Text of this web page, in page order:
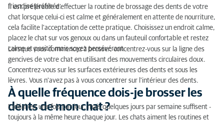
friandise préférée.
Il est préférable d'effectuer la routine de brossage des dents de votre
chat lorsque celui-ci est calme et généralement en attente de nourriture,
cela facilite l'acceptation de cette pratique. Choisissez un endroit calme,
placez le chat sur vos genoux ou dans un fauteuil confortable et restez
calme et positif, mais soyez persévérant.
Lorsque vous commencez à brosser, concentrez-vous sur la ligne des
gencives de votre chat en utilisant des mouvements circulaires doux.
Concentrez-vous sur les surfaces extérieures des dents et sous les
lèvres. Vous n'avez pas à vous concentrer sur l'intérieur des dents.
À quelle fréquence dois-je brosser les
dents de mon chat ?
L'idéal est une fois par jour, mais quelques jours par semaine suffisent -
toujours à la même heure chaque jour. Les chats aiment les routines et